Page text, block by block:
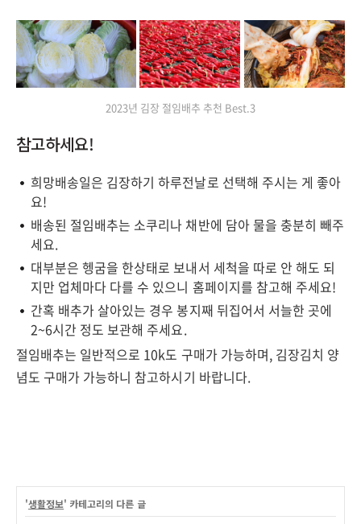
2023년 김장 절임배추 추천 Best.3
참고하세요!
희망배송일은 김장하기 하루전날로 선택해 주시는 게 좋아
요!
배송된 절임배추는 소쿠리나 채반에 담아 물을 충분히 빼주
세요.
대부분은 헹굼을 한상태로 보내서 세척을 따로 안 해도 되
지만 업체마다 다를 수 있으니 홈페이지를 참고해 주세요!
간혹 배추가 살아있는 경우 봉지째 뒤집어서 서늘한 곳에
2~6시간 정도 보관해 주세요.
절임배추는 일반적으로 10k도 구매가 가능하며, 김장김치 양
념도 구매가 가능하니 참고하시기 바랍니다.
'생활정보' 카테고리의 다른 글